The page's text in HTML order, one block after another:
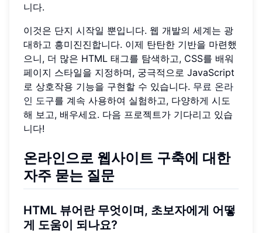
니다.
이것은 단지 시작일 뿐입니다. 웹 개발의 세계는 광
대하고 흥미진진합니다. 이제 탄탄한 기반을 마련했
으니, 더 많은 HTML 태그를 탐색하고, CSS를 배워
페이지 스타일을 지정하며, 궁극적으로 JavaScript
로 상호작용 기능을 구현할 수 있습니다. 무료 온라
인 도구를 계속 사용하여 실험하고, 다양하게 시도
해 보고, 배우세요. 다음 프로젝트가 기다리고 있습
니다!
온라인으로 웹사이트 구축에 대한
자주 묻는 질문
HTML 뷰어란 무엇이며, 초보자에게 어떻
게 도움이 되나요?